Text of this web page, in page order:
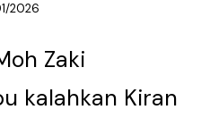
2026
Zaki
kalahkan Kiran